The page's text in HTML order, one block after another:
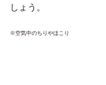
しょう。
※空気中のちりやほこり